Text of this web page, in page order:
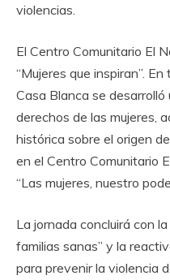
violencias.
El Centro Comunitario El
“Mujeres que inspiran”.
Casa Blanca se
derechos de las mujeres,
histórica sobre el origen
en el Centro Comunitario
“Las mujeres, nuestro
La jornada concluirá con
familias sanas” y la
para prevenir la violencia